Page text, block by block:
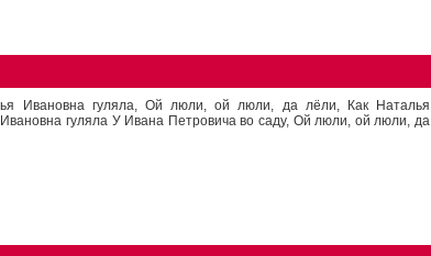
Ивановна гуляла, Ой люли, ой люли, да лёли, Как Наталья
гуляла У Ивана Петровича во саду, Ой люли, ой люли, да